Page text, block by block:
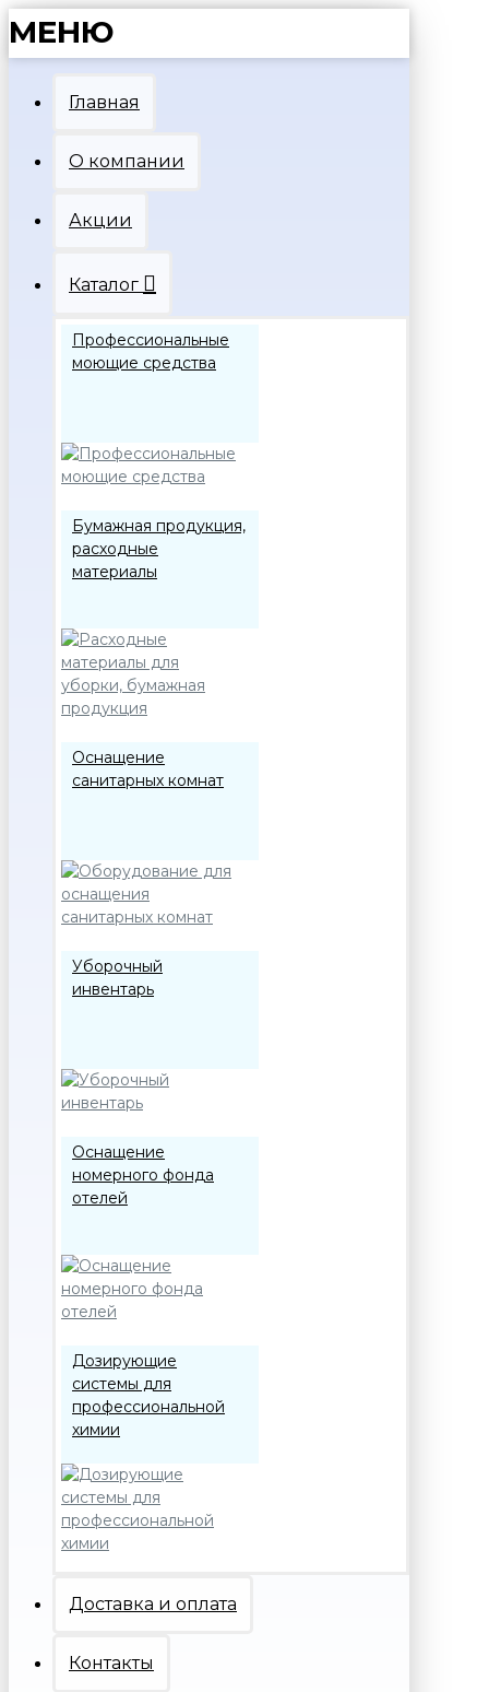
МЕНЮ
Главная
О компании
Акции
Каталог
Профессиональные
моющие средства
Бумажная продукция,
расходные
материалы
Оснащение
санитарных комнат
Уборочный
инвентарь
Оснащение
номерного фонда
отелей
Дозирующие
системы для
профессиональной
химии
Доставка и оплата
Контакты